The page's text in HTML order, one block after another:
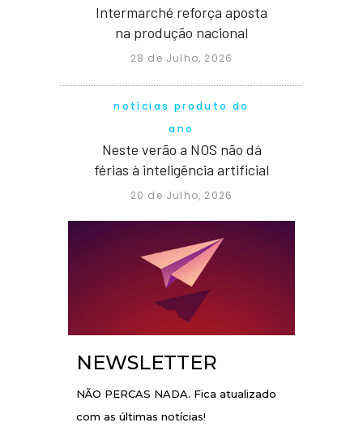
Intermarché reforça aposta
na produção nacional
28 de Julho, 2026
notícias produto do
ano
Neste verão a NOS não dá
férias à inteligência artificial
20 de Julho, 2026
NEWSLETTER
NÃO PERCAS NADA. Fica atualizado
com as últimas notícias!